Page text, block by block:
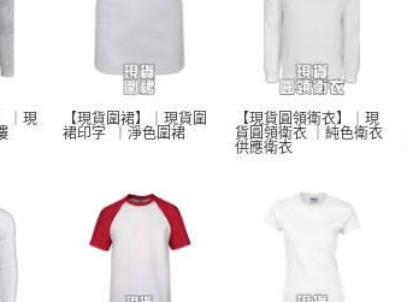
｜現
【現貨圍裙】｜現貨圍
裙印字  ｜淨色圍裙
【現貨圓領衛衣】｜現
貨圓領衛衣 ｜純色衛衣
供應衛衣